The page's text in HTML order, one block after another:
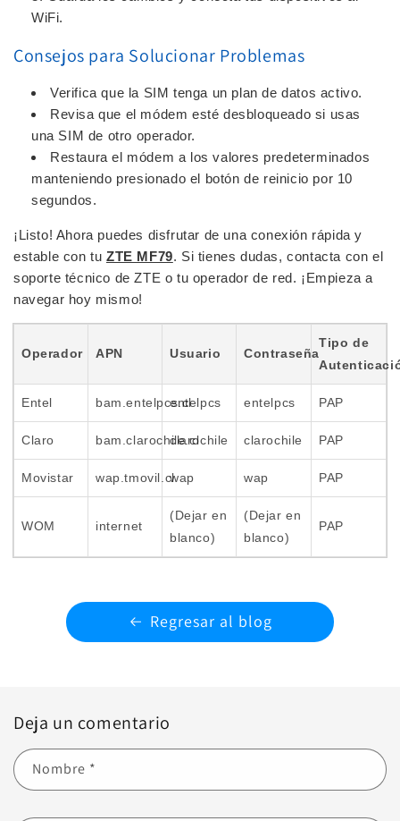
WiFi.
Consejos para Solucionar Problemas
Verifica que la SIM tenga un plan de datos activo.
Revisa que el módem esté desbloqueado si usas
una SIM de otro operador.
Restaura el módem a los valores predeterminados
manteniendo presionado el botón de reinicio por 10
segundos.
¡Listo! Ahora puedes disfrutar de una conexión rápida y
estable con tu ZTE MF79. Si tienes dudas, contacta con el
soporte técnico de ZTE o tu operador de red. ¡Empieza a
navegar hoy mismo!
Operador APN Usuario Contraseña
Tipo de
Entel bam.entelpcs.clentelpcs entelpcs PAP
Claro bam.clarochile.clclarochile clarochile PAP
Movistar wap.tmovil.clwap wap PAP
WOM internet
(Dejar en
blanco)
(Dejar en
blanco)
PAP
Regresar al blog
Deja un comentario
Nombre *